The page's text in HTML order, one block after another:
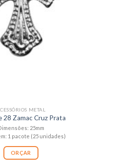
METAL
28 Zamac Cruz Prata
25mm
1 pacote (25 unidades)
ORÇAR